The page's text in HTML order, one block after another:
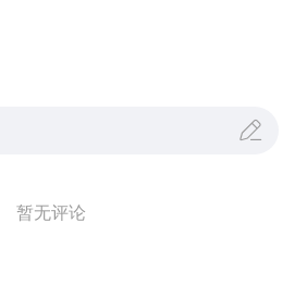
暂无评论